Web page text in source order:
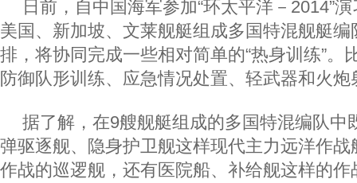
日前，自中国海军参加“环太平洋－2014”
美国、新加坡、文莱舰艇组成多国特混舰艇
排，将协同完成一些相对简单的“热身训练”。
防御队形训练、应急情况处置、轻武器和火
据了解，在9艘舰艇组成的多国特混编队中
弹驱逐舰、隐身护卫舰这样现代主力远洋作
作战的巡逻舰，还有医院船、补给舰这样的